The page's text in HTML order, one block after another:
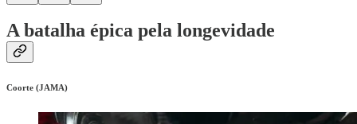
A batalha épica pela longevidade
Coorte (JAMA)